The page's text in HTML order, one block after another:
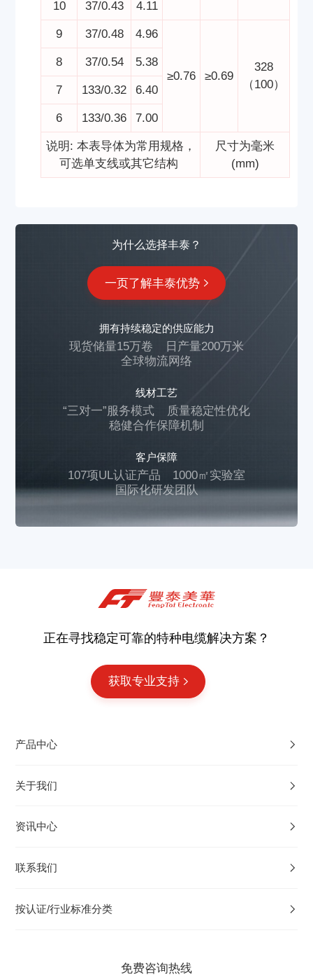
10 37/0.43 4.11
9 37/0.48 4.96
≥0.76 ≥0.69
328
（100）
8 37/0.54 5.38
7 133/0.32 6.40
6 133/0.36 7.00
说明: 本表导体为常用规格，
可选单支线或其它结构
尺寸为毫米
(mm)
为什么选择丰泰？
一页了解丰泰优势
拥有持续稳定的供应能力
现货储量15万卷
日产量200万米
全球物流网络
线材工艺
“三对一”服务模式
质量稳定性优化
稳健合作保障机制
客户保障
107项UL认证产品
1000㎡实验室
国际化研发团队
正在寻找稳定可靠的特种电缆解决方案？
获取专业支持
产品中心
关于我们
资讯中心
联系我们
按认证/行业标准分类
免费咨询热线